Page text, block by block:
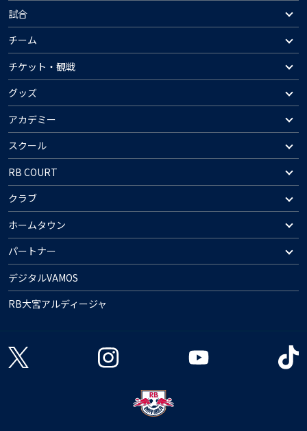
試合
チーム
チケット・観戦
グッズ
アカデミー
スクール
RB COURT
クラブ
ホームタウン
パートナー
デジタルVAMOS
RB大宮アルディージャ